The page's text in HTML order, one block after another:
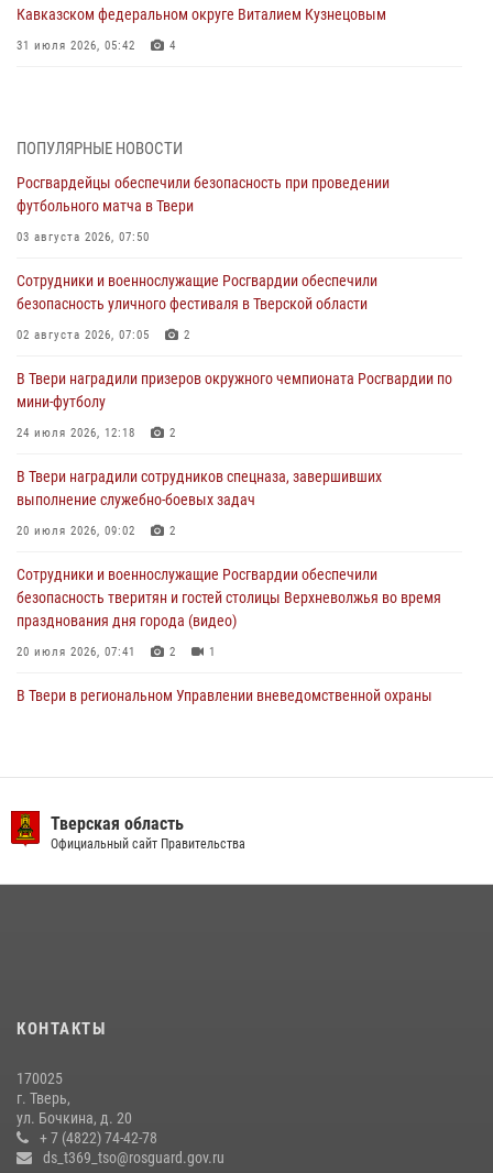
Кавказском федеральном округе Виталием Кузнецовым
31 июля 2026, 05:42 4
28 июля 2026, 11:30 2
Сотрудники вневедомственной охраны совершили 250 выездов и
пресекли 20 правонарушений за неделю в Тверской области
27 июля 2026, 08:29
В Твери наградили призеров окружного чемпионата Росгвардии по
мини-футболу
24 июля 2026, 12:18 2
Росгвардейцы оказали помощь водителю на дороге в городе Кашин
22 июля 2026, 08:35
Представители Росгвардии провели спортивно — патриотическое
мероприятие для воспитанников летнего лагеря в Тверской области
(видео)
ПОПУЛЯРНЫЕ НОВОСТИ
Росгвардейцы обеспечили безопасность при проведении
футбольного матча в Твери
03 августа 2026, 07:50
Сотрудники и военнослужащие Росгвардии обеспечили
безопасность уличного фестиваля в Тверской области
02 августа 2026, 07:05 2
В Твери наградили призеров окружного чемпионата Росгвардии по
мини-футболу
24 июля 2026, 12:18 2
В Твери наградили сотрудников спецназа, завершивших
выполнение служебно-боевых задач
20 июля 2026, 09:02 2
Сотрудники и военнослужащие Росгвардии обеспечили
безопасность тверитян и гостей столицы Верхневолжья во время
празднования дня города (видео)
20 июля 2026, 07:41 2 1
В Твери в региональном Управлении вневедомственной охраны
10 июля 2026, 08:44 1
(видео)
В Тверской области Росгвардейцы проводят комплексные
проверки детских оздоровительных лагерей
08 июля 2026, 12:16 1
Тверская область
Официальный сайт Правительства
КОНТАКТЫ
170025
г. Тверь,
ул. Бочкина, д. 20
+ 7 (4822) 74-42-78
ds_t369_tso@rosguard.gov.ru